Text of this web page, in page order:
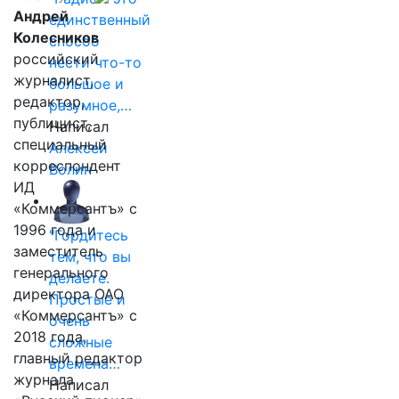
единственный
способ
нести что-то
большое и
разумное,…
Написал
Алексей
Волин
"Гордитесь
тем, что вы
делаете.
Простые и
очень
сложные
времена…
Написал
Андрей
Колесников
российский
журналист,
редактор,
публицист,
специальный
корреспондент
ИД
«Коммерсантъ» с
1996 года и
заместитель
генерального
директора ОАО
«Коммерсантъ» с
2018 года,
главный редактор
журнала